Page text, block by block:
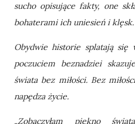
sucho opisujące fakty, one
bohaterami ich uniesień i klęsk.
Obydwie historie splatają się
poczuciem beznadziei
świata bez miłości. Bez
napędza życie.
„Zobaczyłam piękno